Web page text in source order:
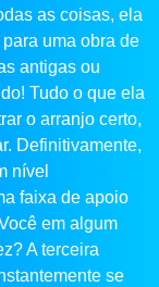
as coisas, ela
uma obra de
antigas ou
Tudo o que ela
o arranjo certo,
Definitivamente,
nível
faixa de apoio
em algum
A terceira
se